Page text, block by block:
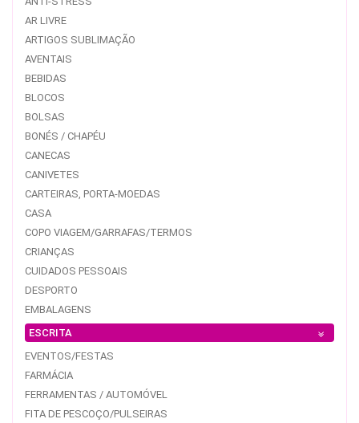
AR LIVRE
ARTIGOS SUBLIMAÇÃO
AVENTAIS
BEBIDAS
BLOCOS
BOLSAS
BONÉS / CHAPÉU
CANECAS
CANIVETES
CARTEIRAS, PORTA-MOEDAS
CASA
COPO VIAGEM/GARRAFAS/TERMOS
CRIANÇAS
CUIDADOS PESSOAIS
DESPORTO
EMBALAGENS
ESCRITA
EVENTOS/FESTAS
FARMÁCIA
FERRAMENTAS / AUTOMÓVEL
FITA DE PESCOÇO/PULSEIRAS